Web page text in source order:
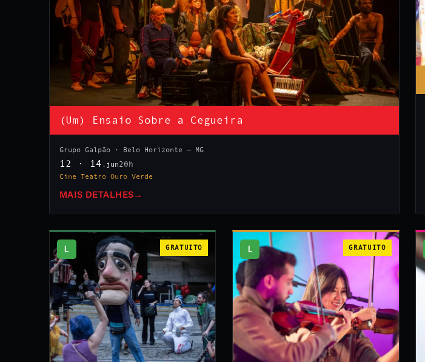
(Um) Ensaio Sobre a Cegueira
Grupo Galpão · Belo Horizonte — MG
12 · 14 .jun20h
Cine Teatro Ouro Verde
MAIS DETALHES →
L GRATUITO L GRATUITO